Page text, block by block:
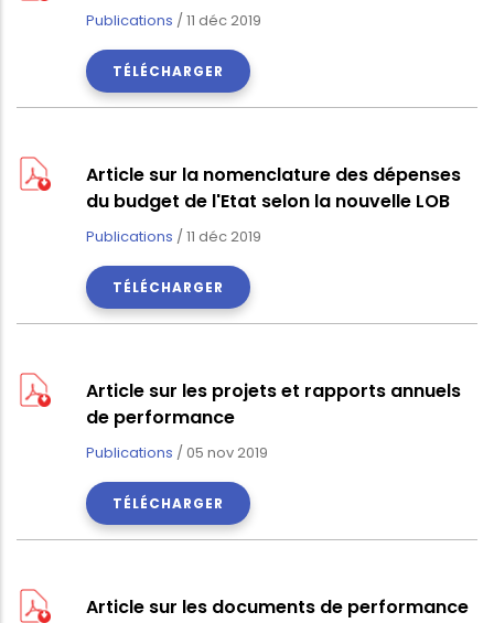
Publications /11 déc 2019
TÉLÉCHARGER
Article sur la nomenclature des dépenses
du budget de l'Etat selon la nouvelle LOB
Publications /11 déc 2019
TÉLÉCHARGER
Article sur les projets et rapports annuels
de performance
Publications / 05 nov 2019
TÉLÉCHARGER
Article sur les documents de performance